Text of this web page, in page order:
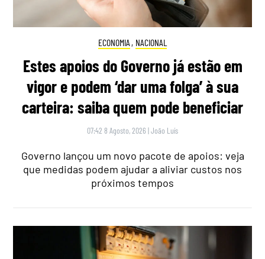
ECONOMIA , NACIONAL
Estes apoios do Governo já estão em
vigor e podem ‘dar uma folga’ à sua
carteira: saiba quem pode beneficiar
07:42 8 Agosto, 2026 |João Luís
Governo lançou um novo pacote de apoios: veja
que medidas podem ajudar a aliviar custos nos
próximos tempos